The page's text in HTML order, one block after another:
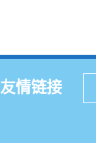
友情链接